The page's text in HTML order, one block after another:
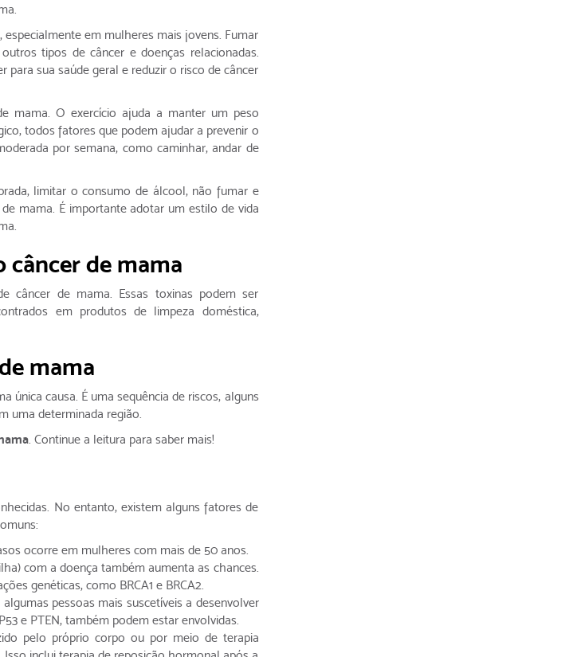
em mulheres mais jovens. Fumar
tipos de câncer e doenças relacionadas.
sua saúde geral e reduzir o risco de câncer
mama. O exercício ajuda a manter um peso
todos fatores que podem ajudar a prevenir o
por semana, como caminhar, andar de
limitar o consumo de álcool, não fumar e
mama. É importante adotar um estilo de vida
câncer de mama
câncer de mama. Essas toxinas podem ser
em produtos de limpeza doméstica,
mama
única causa. É uma sequência de riscos, alguns
uma determinada região.
. Continue a leitura para saber mais!
No entanto, existem alguns fatores de
ocorre em mulheres com mais de 50 anos.
com a doença também aumenta as chances.
genéticas, como BRCA1 e BRCA2.
pessoas mais suscetíveis a desenvolver
e PTEN, também podem estar envolvidas.
pelo próprio corpo ou por meio de terapia